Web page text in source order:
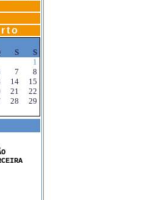
S
S
1
7
8
14
15
21
22
28
29